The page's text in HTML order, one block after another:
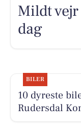
Mildt
dag
BILER
10 dyreste
Rudersdal